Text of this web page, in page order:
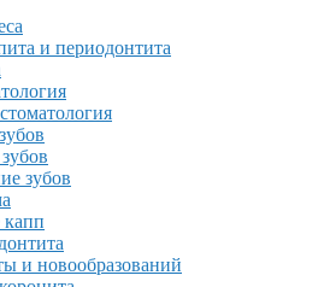
и периодонтита
зубов
капп
и новообразований